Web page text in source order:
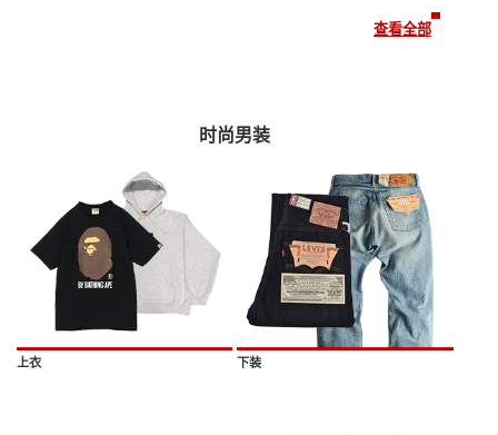
查看全部
时尚男装
上衣 下装